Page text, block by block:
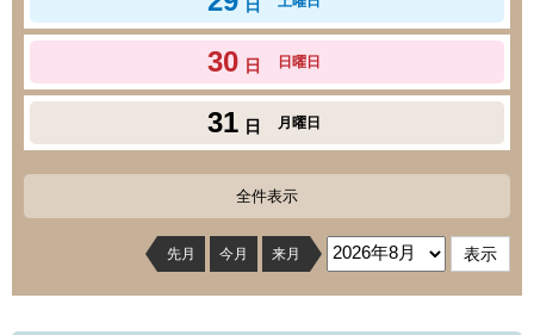
日
30 日 日曜日
31 日 月曜日
全件表示
先月 今月 来月